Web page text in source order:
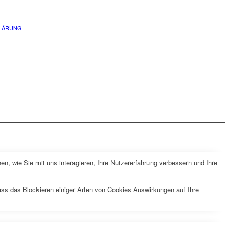
wie Sie mit uns interagieren, Ihre Nutzererfahrung verbessern und Ihre
das Blockieren einiger Arten von Cookies Auswirkungen auf Ihre